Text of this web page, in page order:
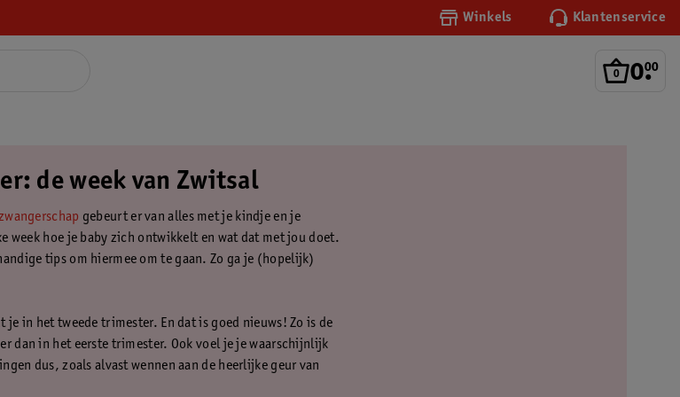
Winkels Klantenservice
0.
00
de week van Zwitsal
gebeurt er van alles met je kindje en je
week hoe je baby zich ontwikkelt en wat dat met jou doet.
tips om hiermee om te gaan. Zo ga je (hopelijk)
je in het tweede trimester. En dat is goed nieuws! Zo is de
dan in het eerste trimester. Ook voel je je waarschijnlijk
dus, zoals alvast wennen aan de heerlijke geur van